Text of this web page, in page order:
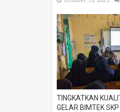
TINGKATKAN
GELAR BIMTEK SKP